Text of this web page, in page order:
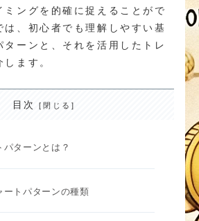
ミングを的確に捉えることがで
は、初心者でも理解しやすい基
ターンと、それを活用したトレ
ます。
目次
パターンとは？
ートパターンの種類